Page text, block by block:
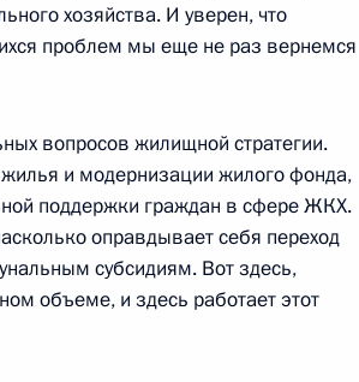
Ангелой
хозяйства. И уверен, что
проблем мы еще не раз вернемся
вопросов жилищной стратегии.
и модернизации жилого фонда,
поддержки граждан в сфере ЖКХ.
оправдывает себя переход
субсидиям. Вот здесь,
объеме, и здесь работает этот